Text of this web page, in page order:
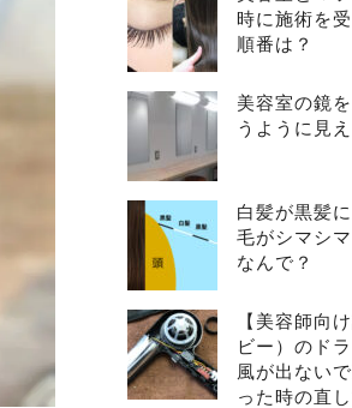
時に施術を
順番は？
美容室の鏡
うように見え
白髪が黒髪
毛がシマシ
なんで？
【美容師向
ビー）のド
風が出ない
った時の直